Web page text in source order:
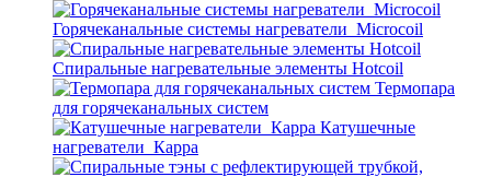
Горячеканальные системы нагреватели_Microcoil
Спиральные нагревательные элементы Hotcoil
Термопара
для горячеканальных систем
Катушечные
нагреватели_Карра